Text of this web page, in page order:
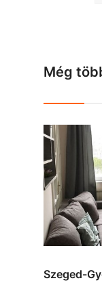
Még
Szeged-